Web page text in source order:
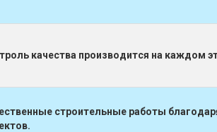
качества производится на каждом
строительные работы